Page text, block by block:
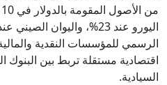
اقتصادية مستقلة تربط بين البنوك
السيادية.